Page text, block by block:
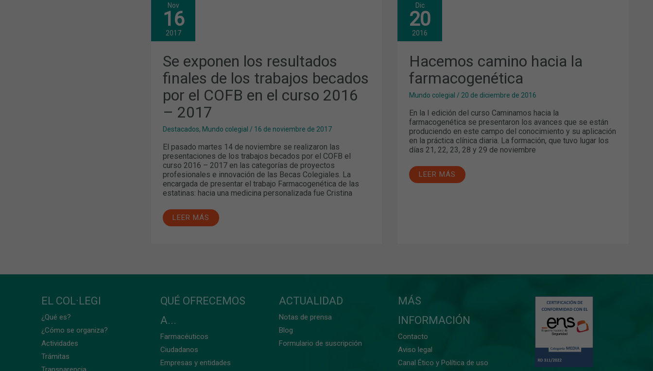
Nov
16
2017
Se exponen los resultados
finales de los trabajos becados
por el COFB en el curso 2016
– 2017
Destacados, Mundo colegial / 16 de noviembre de 2017
El pasado martes 14 de noviembre se realizaron las
presentaciones de los trabajos becados por el COFB el
curso 2016 – 2017 en las categorías de proyectos
profesionales e innovación de las Becas Colegiales. La
encargada de presentar el trabajo Farmacogenética de las
estatinas: hacia una medicina personalizada fue Cristina
SE
EXPONEN
LOS
RESULTADOS
FINALES
TRABAJOS
BECADOS
POR
EL
COFB
EN
EL
CURSO
–
LEER MÁS
Dic
20
2016
Hacemos camino hacia la
farmacogenética
Mundo colegial / 20 de diciembre de 2016
En la I edición del curso Caminamos hacia la
farmacogenética se presentaron los avances que se están
produciendo en este campo del conocimiento y su aplicación
en la práctica clínica diaria. La formación, que tuvo lugar los
días 21, 22, 23, 28 y 29 de noviembre
HACEMOS
CAMINO
HACIA
LA
FARMACOGENÉTICA
LEER MÁS
EL COL·LEGI
¿Qué es?
¿Cómo se organiza?
Actividades
Trámitas
QUÉ OFRECEMOS
A...
Farmacéuticos
Ciudadanos
Empresas y entidades
ACTUALIDAD
Notas de prensa
Blog
Formulario de suscripción
MÁS
INFORMACIÓN
Contacto
Aviso legal
Canal Ético y Política de uso